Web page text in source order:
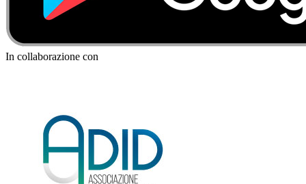
In collaborazione con